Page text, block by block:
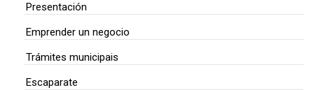
Presentación
Emprender un negocio
Trámites municipais
Escaparate